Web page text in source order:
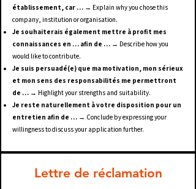
établissement, car … → Explain why you chose this
company, institution or organisation.
Je souhaiterais également mettre à profit mes
connaissances en … afin de … → Describe how you
would like to contribute.
Je suis persuadé(e) que ma motivation, mon sérieux
et mon sens des responsabilités me permettront
de … → Highlight your strengths and suitability.
Je reste naturellement à votre disposition pour un
entretien afin de … → Conclude by expressing your
willingness to discuss your application further.
Lettre de réclamation